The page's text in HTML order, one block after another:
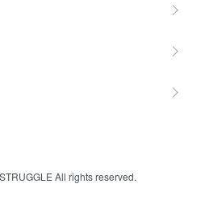
All rights reserved.